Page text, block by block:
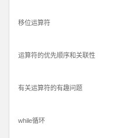
移位运算符
运算符的优先顺序和关联性
有关运算符的有趣问题
while循环